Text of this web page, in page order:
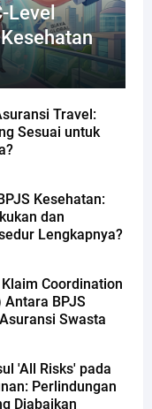
Level
Travel:
Sesuai untuk
Kesehatan:
dan
Lengkapnya?
Coordination
BPJS
Swasta
'All Risks' pada
Perlindungan
Diabaikan